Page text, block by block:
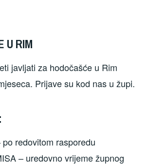
U RIM
javljati za hodočašće u Rim
Prijave su kod nas u župi.
po redovitom rasporedu
– uredovno vrijeme župnog